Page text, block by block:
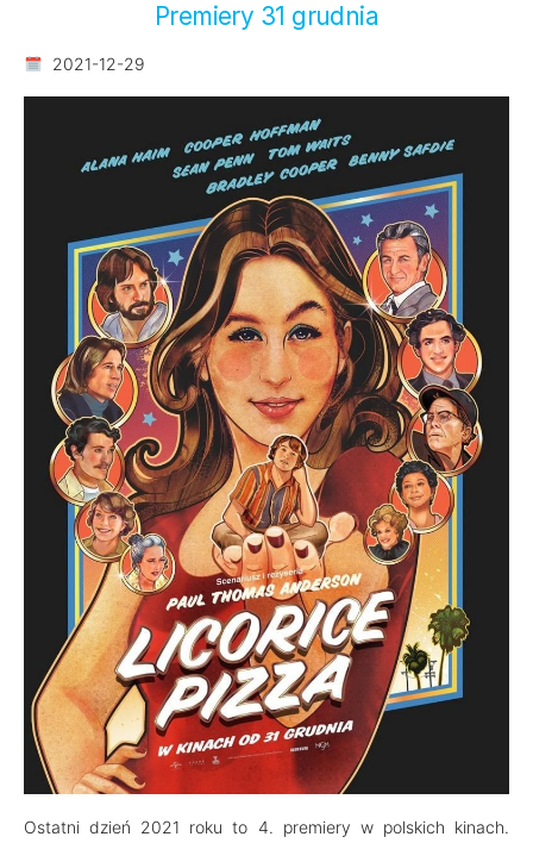
Premiery 31 grudnia
2021-12-29
Ostatni dzień 2021 roku to 4. premiery w polskich kinach.